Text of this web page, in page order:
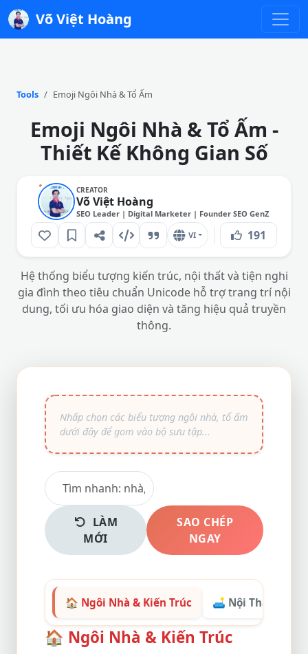
Võ Việt Hoàng
Tools Emoji Ngôi Nhà & Tổ Ấm
Emoji Ngôi Nhà & Tổ Ấm -
Thiết Kế Không Gian Số
CREATOR
Võ Việt Hoàng
SEO Leader | Digital Marketer | Founder SEO GenZ
VI 191
Hệ thống biểu tượng kiến trúc, nội thất và tiện nghi
gia đình theo tiêu chuẩn Unicode hỗ trợ trang trí nội
dung, tối ưu hóa giao diện và tăng hiệu quả truyền
thông.
LÀM
MỚI
SAO CHÉP
NGAY
🏠 Ngôi Nhà & Kiến Trúc 🛋️ Nội Thất &
🏠 Ngôi Nhà & Kiến Trúc